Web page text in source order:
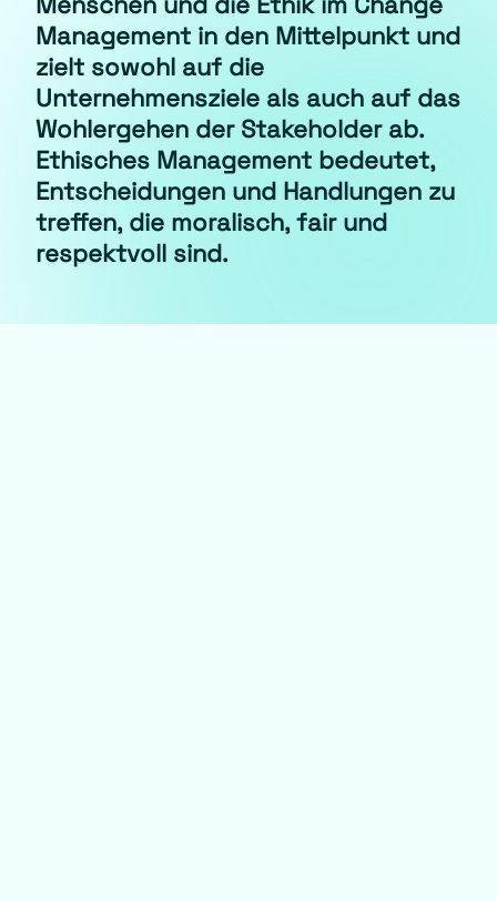
Menschen und die Ethik im Change
Management in den Mittelpunkt und
zielt sowohl auf die
Unternehmensziele als auch auf das
Wohlergehen der Stakeholder ab.
Ethisches Management bedeutet,
Entscheidungen und Handlungen zu
treffen, die moralisch, fair und
respektvoll sind.